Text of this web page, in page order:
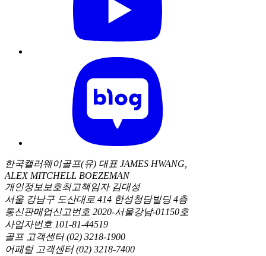
한국캘러웨이골프(유) 대표 JAMES HWANG,
ALEX MITCHELL BOEZEMAN
개인정보보호최고책임자 김대성
서울 강남구 도산대로 414 한성청담빌딩 4층
통신판매업신고번호 2020-서울강남-01150호
사업자번호 101-81-44519
골프 고객센터 (02) 3218-1900
어패럴 고객센터 (02) 3218-7400